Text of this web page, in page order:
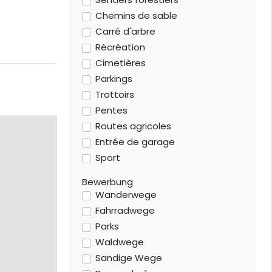
Chemins de sable
Carré d'arbre
Récréation
Cimetières
Parkings
Trottoirs
Pentes
Routes agricoles
Entrée de garage
Sport
Bewerbung
Wanderwege
Fahrradwege
Parks
Waldwege
Sandige Wege